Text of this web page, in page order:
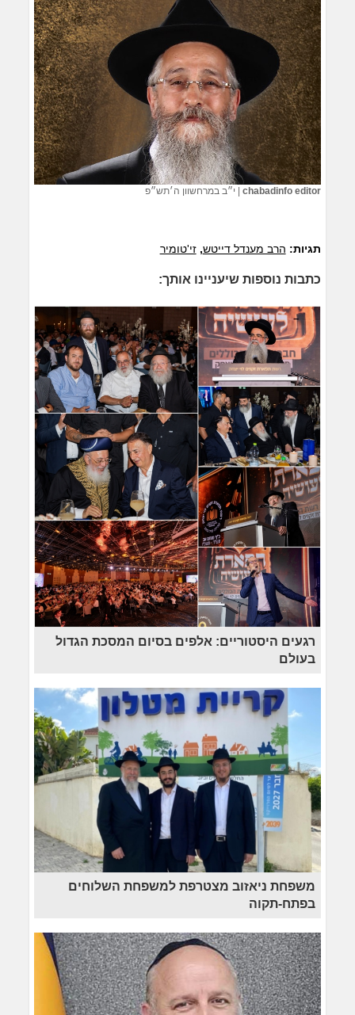
chabadinfo editor י״ב במרחשוון ה׳תש״פ
תגיות: הרב מענדל דייטש,זי'טומיר
כתבות נוספות שיעניינו אותך:
רגעים היסטוריים: אלפים בסיום המסכת הגדול
בעולם
משפחת ניאזוב מצטרפת למשפחת השלוחים
בפתח-תקוה